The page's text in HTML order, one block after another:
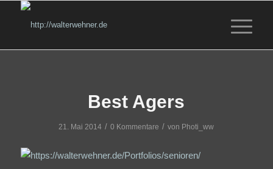
Best Agers
21. Mai 2014 / 0 Kommentare / von Photi_ww